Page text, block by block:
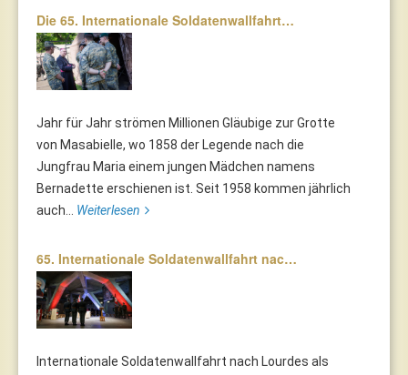
Die 65. Internationale Soldatenwallfahrt…
Jahr für Jahr strömen Millionen Gläubige zur Grotte
von Masabielle, wo 1858 der Legende nach die
Jungfrau Maria einem jungen Mädchen namens
Bernadette erschienen ist. Seit 1958 kommen jährlich
auch... Weiterlesen
65. Internationale Soldatenwallfahrt nac…
Internationale Soldatenwallfahrt nach Lourdes als